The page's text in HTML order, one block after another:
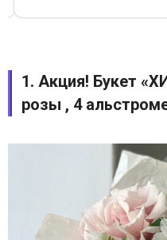
1. Акция! Букет
розы , 4